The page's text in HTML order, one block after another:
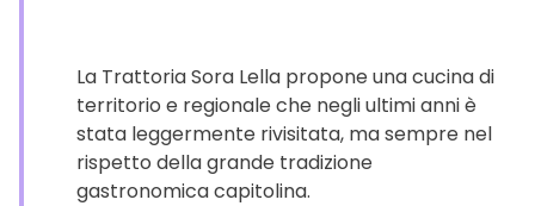
La Trattoria Sora Lella propone una cucina di
territorio e regionale che negli ultimi anni è
stata leggermente rivisitata, ma sempre nel
rispetto della grande tradizione
gastronomica capitolina.